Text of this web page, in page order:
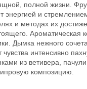
полной жизни.
энергией и
и методах их
Ароматическая
Дымка нежного
интенсивно
из ветивера,
композицию.